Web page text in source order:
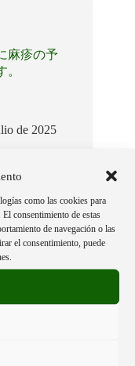
como las cookies para
consentimiento de estas
de navegación o las
el consentimiento, puede
麻疹の予
de 2025
が含まれ
de 2025